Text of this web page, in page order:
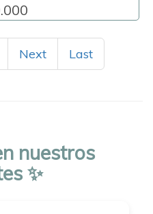
Next Last
nuestros
✨